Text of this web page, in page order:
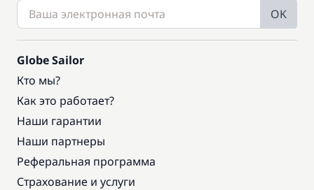
OK
Globe Sailor
Кто мы?
Как это работает?
Наши гарантии
Наши партнеры
Реферальная программа
Страхование и услуги